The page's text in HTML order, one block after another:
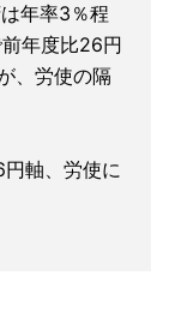
年率3％程
年度比26円
、労使の隔
軸、労使に